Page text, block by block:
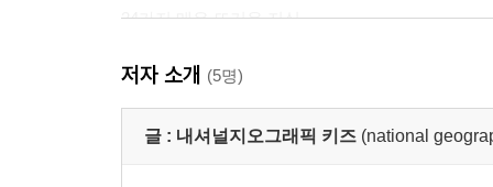
24가지 매우 뜨거운 지식
입이 떡 벌어질 만큼 이상한 15가지 지식
75가지 놀라운 조류에 관한 지식
사람의 생명을 구하는 일에 관한 35가지 지식
저자 소개 (5명)
글 : 내셔널지오그래픽 키즈 (national